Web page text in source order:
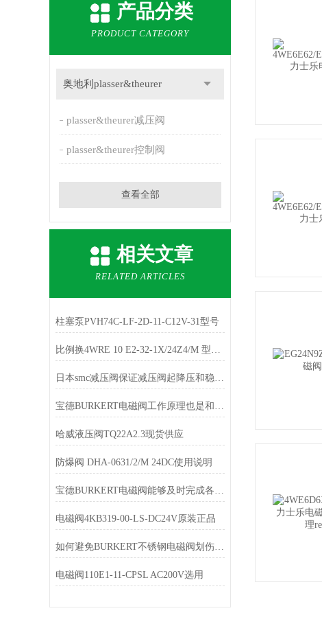
产品分类
PRODUCT CATEGORY
奥地利plasser&theurer
plasser&theurer减压阀
plasser&theurer控制阀
查看全部
相关文章
RELATED ARTICLES
柱塞泵PVH74C-LF-2D-11-C12V-31型号
比例换4WRE 10 E2-32-1X/24Z4/M 型号齐全
日本smc减压阀保证减压阀起降压和稳压作用的
宝德BURKERT电磁阀工作原理也是和一般相同的
哈威液压阀TQ22A2.3现货供应
防爆阀 DHA-0631/2/M 24DC使用说明
宝德BURKERT电磁阀能够及时完成各项调节命令
电磁阀4KB319-00-LS-DC24V原装正品
如何避免BURKERT不锈钢电磁阀划伤表面现象
电磁阀110E1-11-CPSL AC200V选用